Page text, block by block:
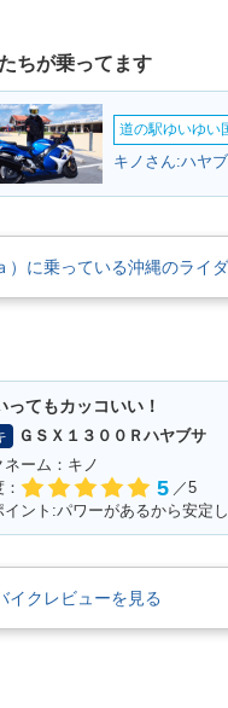
登場
130
2009年
GSX1300R HA
・カラーチェン
2003年
YABUSA
ちが乗ってます
道の駅ゆいゆい
に乗っている沖縄のライ
ってもカッコいい！
ＧＳＸ１３００Ｒハヤブサ
ネーム：キノ
：
5 ／5
イント:パワーがあるから安定し
イクレビューを見る